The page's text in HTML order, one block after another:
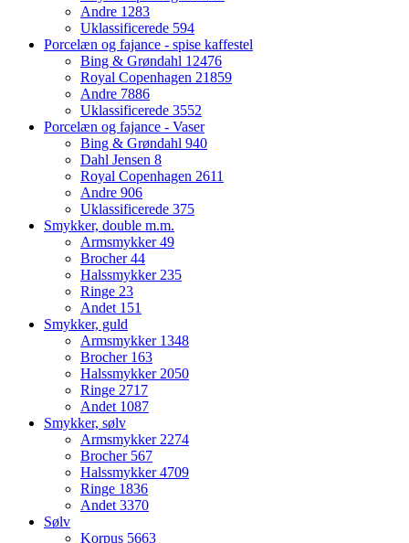
Andre 1283
Uklassificerede 594
Porcelæn og fajance - spise kaffestel
Bing & Grøndahl 12476
Royal Copenhagen 21859
Andre 7886
Uklassificerede 3552
Porcelæn og fajance - Vaser
Bing & Grøndahl 940
Dahl Jensen 8
Royal Copenhagen 2611
Andre 906
Uklassificerede 375
Smykker, double m.m.
Armsmykker49
Brocher44
Halssmykker 235
Ringe 23
Andet 151
Smykker, guld
Armsmykker 1348
Brocher 163
Halssmykker 2050
Ringe 2717
Andet 1087
Smykker, sølv
Armsmykker 2274
Brocher 567
Halssmykker4709
Ringe 1836
Andet 3370
Sølv
Korpus 5663